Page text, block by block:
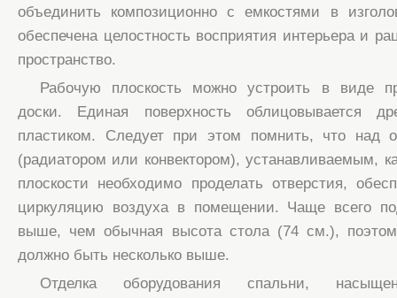
объединить композиционно с емкостями в
обеспечена целостность восприятия интерьера и
пространство.
Рабочую плоскость можно устроить в виде
доски. Единая поверхность облицовывается
пластиком. Следует при этом помнить, что над
(радиатором или конвектором), устанавливаемым,
плоскости необходимо проделать отверстия,
циркуляцию воздуха в помещении. Чаще всего
выше, чем обычная высота стола (74 см.),
должно быть несколько выше.
Отделка оборудования спальни,